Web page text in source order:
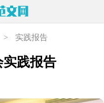
> 实践报告
实践报告